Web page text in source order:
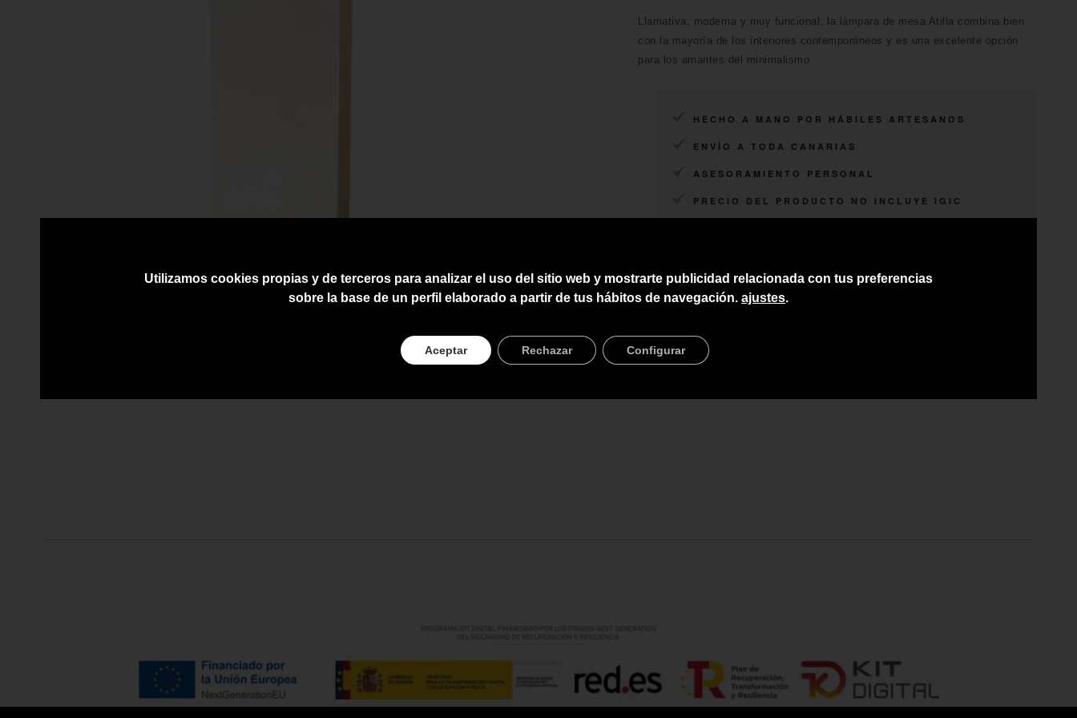
Llamativa, moderna y muy funcional, la lámpara de mesa Atilla combina bien
con la mayoría de los interiores contemporáneos y es una excelente opción
para los amantes del minimalismo
HECHO A MANO POR HÁBILES ARTESANOS
ENVÍO A TODA CANARIAS
ASESORAMIENTO PERSONAL
PRECIO DEL PRODUCTO NO INCLUYE IGIC
Utilizamos cookies propias y de terceros para analizar el uso del sitio web y mostrarte publicidad relacionada con tus preferencias
sobre la base de un perfil elaborado a partir de tus hábitos de navegación. ajustes.
Aceptar Rechazar Configurar